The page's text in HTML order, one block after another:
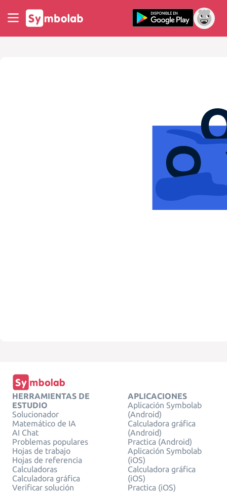
HERRAMIENTAS DE
ESTUDIO
Solucionador
Matemático de IA
AI Chat
Problemas populares
Hojas de trabajo
Hojas de referencia
Calculadoras
Calculadora gráfica
Verificar solución
APLICACIONES
Aplicación Symbolab
(Android)
Calculadora gráfica
(Android)
Practica (Android)
Aplicación Symbolab
(iOS)
Calculadora gráfica
(iOS)
Practica (iOS)